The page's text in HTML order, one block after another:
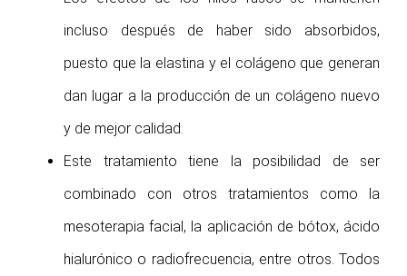
incluso después de haber sido absorbidos,
puesto que la elastina y el colágeno que generan
dan lugar a la producción de un colágeno nuevo
y de mejor calidad.
Este tratamiento tiene la posibilidad de ser
combinado con otros tratamientos como la
mesoterapia facial, la aplicación de bótox, ácido
hialurónico o radiofrecuencia, entre otros. Todos